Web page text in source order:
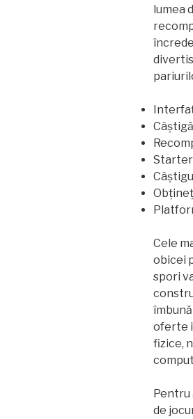
lumea
Cele
obicei
spori
oferte
fizice,
Pentru
de